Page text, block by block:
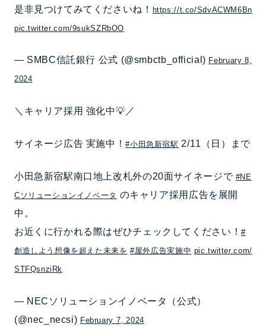
是非見つけてみてくださいね！ https://t.co/SdvACWM6Bn
pic.twitter.com/9sukSZRbOO
— SMBC信託銀行 公式 (@smbctb_official) February 8,
2024
＼キャリア採用 強化中💡／
サイネージ広告 実施中！#小田急新宿駅 2/11（日）まで
小田急新宿駅南口地上改札外の20面サイネージで #NE
Cソリューションイノベータ のキャリア採用広告を展開
中。
お近くに行かれる際はぜひチェックしてください！#
創造しよう想像を超えた未来を #屋外広告実施中 pic.twitter.com/
STFQsnziRk
— NECソリューションイノベータ（公式）
(@nec_necsi) February 7, 2024